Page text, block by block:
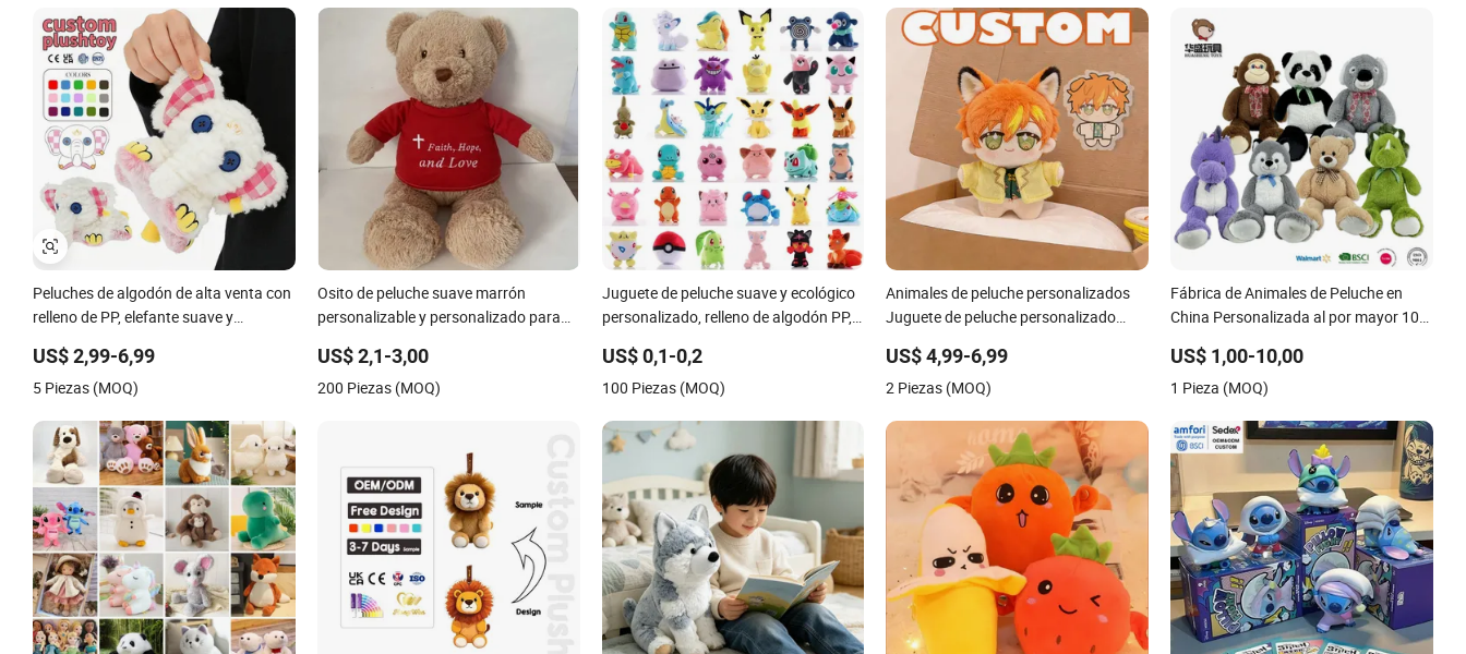
Peluches de algodón de alta venta con
relleno de PP, elefante suave y
para niños, regalos infantiles
US$ 2,99-6,99
5 Piezas (MOQ)
Osito de peluche suave marrón
personalizable y personalizado para
US$ 2,1-3,00
200 Piezas (MOQ)
Juguete de peluche suave y ecológico
personalizado, relleno de algodón PP,
personalizado para niños
US$ 0,1-0,2
100 Piezas (MOQ)
Animales de peluche personalizados
Juguete de peluche personalizado
animal suave para niños Crea tu
propio diseño Mascota corporativa
US$ 4,99-6,99
2 Piezas (MOQ)
Fábrica de Animales de Peluche en
China Personalizada al por mayor 10-
Dinosaurio Panda Mono Perezoso
Gigante Juguete de Peluche Oso de
US$ 1,00-10,00
1 Pieza (MOQ)